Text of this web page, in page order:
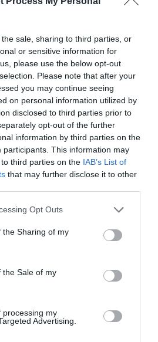
sale, sharing to third parties, or
or sensitive information for
please use the below opt-out
Please note that after your
you may continue seeing
on personal information utilized by
disclosed to third parties prior to
opt-out of the further
information by third parties on the
participants. This information may
third parties on the IAB’s List of
that may further disclose it to other
app uses one or more Google
usage behaviour. You may click to
Google and its third-party tags to
purposes in below Google
Opt Outs
the Sharing of my
the Sale of my
processing my
Advertising.
Mimosa
larga temporada en la que solo os
llevando a cabo todo...
7 julio, 2024